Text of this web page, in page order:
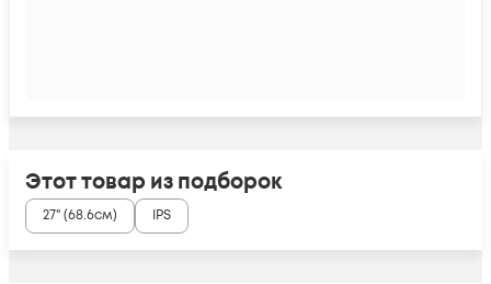
Этот товар из подборок
27" (68.6см) IPS